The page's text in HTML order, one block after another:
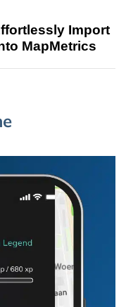
Import
MapMetrics